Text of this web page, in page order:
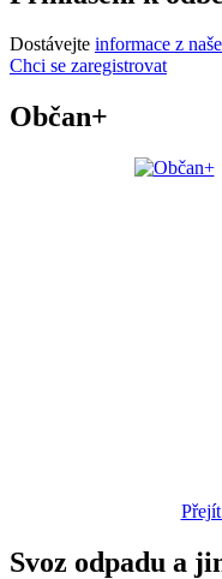
Dostávejte informace z
Chci se zaregistrovat
Občan+
Svoz odpadu a